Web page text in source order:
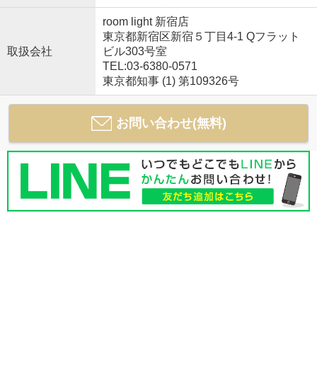
取扱会社
room light 新宿店
東京都新宿区新宿５丁目4-1 Qフラット
ビル303号室
TEL:03-6380-0571
東京都知事 (1) 第109326号
お問い合わせ(無料)